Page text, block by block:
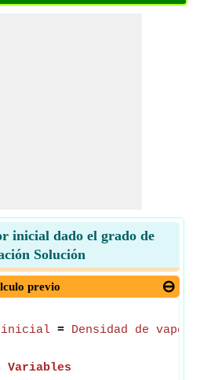
inicial dado el grado de
Solución
previo
inicial = Densidad de
Variables